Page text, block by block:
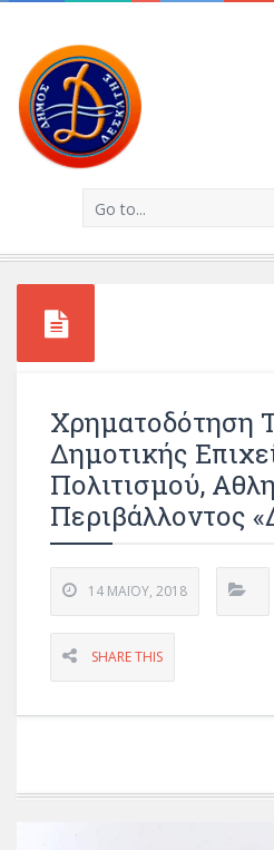
Go to...
Χρηματοδότηση
Δημοτικής
Πολιτισμού,
Περιβάλλοντος
14 ΜΑΪ́ΟΥ, 2018
SHARE THIS